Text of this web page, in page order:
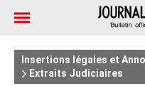
Insertions légales et
Extraits Judiciaires